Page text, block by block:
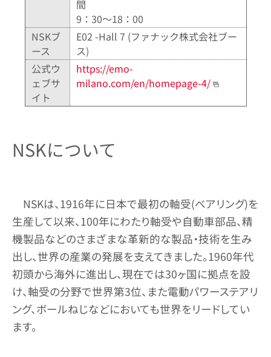
間
9：30～18：00
NSKブ
ース
E02 -Hall 7 (ファナック株式会社ブー
ス)
公式ウ
ェブサ
イト
https://emo-
milano.com/en/homepage-4/
NSKについて
NSKは、1916年に日本で最初の軸受(ベアリング)を
生産して以来、100年にわたり軸受や自動車部品、精
機製品などのさまざまな革新的な製品・技術を生み
出し、世界の産業の発展を支えてきました。1960年代
初頭から海外に進出し、現在では30ヶ国に拠点を設
け、軸受の分野で世界第3位、また電動パワーステアリ
ング、ボールねじなどにおいても世界をリードしてい
ます。